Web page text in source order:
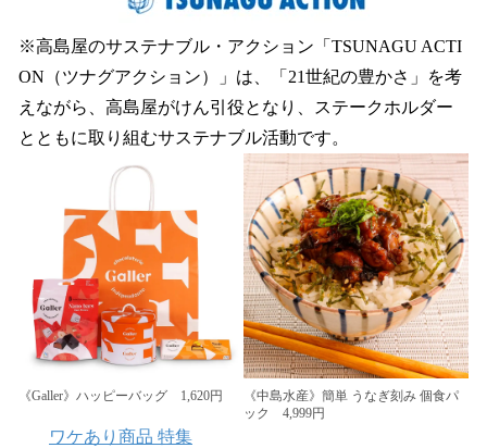
※高島屋のサステナブル・アクション「TSUNAGU ACTI
ON（ツナグアクション）」は、「21世紀の豊かさ」を考
えながら、高島屋がけん引役となり、ステークホルダー
とともに取り組むサステナブル活動です。
《Galler》ハッピーバッグ 1,620円
《中島水産》簡単 うなぎ刻み 個食パ
ック 4,999円
ワケあり商品 特集